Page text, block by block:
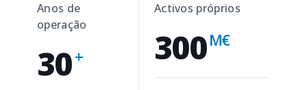
Anos de
operação
30+
Activos próprios
300M€